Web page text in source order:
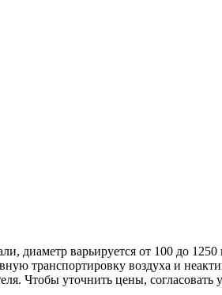
диаметр варьируется от 100 до
транспортировку воздуха
уточнить цены, согласовать